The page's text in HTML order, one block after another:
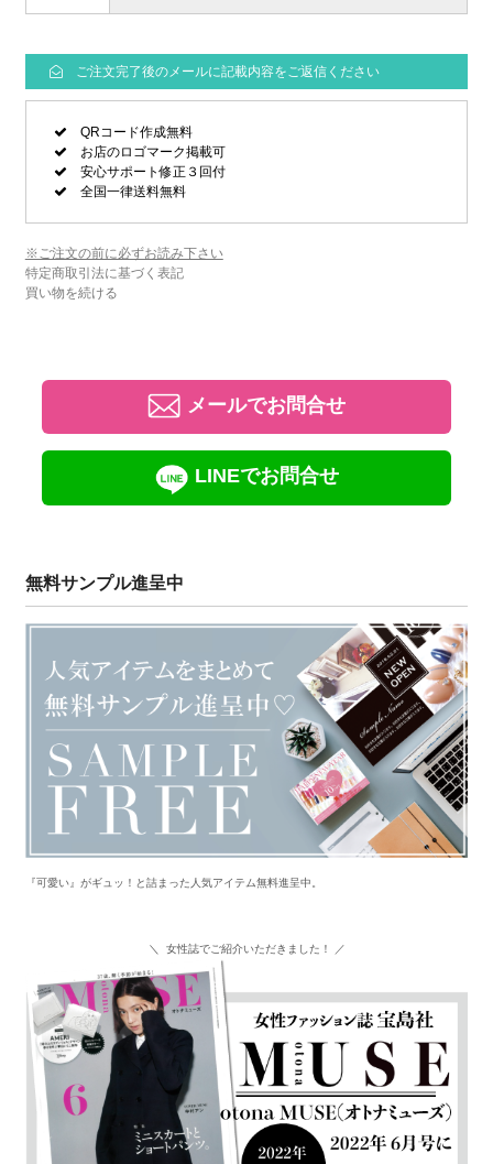
ご注文完了後のメールに記載内容をご返信ください
QRコード作成無料
お店のロゴマーク掲載可
安心サポート修正３回付
全国一律送料無料
※ご注文の前に必ずお読み下さい
特定商取引法に基づく表記
買い物を続ける
メールでお問合せ
LINEでお問合せ
無料サンプル進呈中
『可愛い』がギュッ！と詰まった人気アイテム無料進呈中。
＼ 女性誌でご紹介いただきました！ ／